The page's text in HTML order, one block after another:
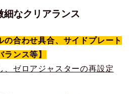
細なクリアランス
の合わせ具合、サイドプレート
ンス等】
、ゼロアジャスターの再設定